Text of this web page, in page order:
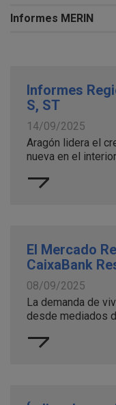
Informes MERIN
Informes
S, ST
14/09/2025
Aragón lidera el
nueva en el
El Mercado
CaixaBank
08/09/2025
La demanda de
desde mediados